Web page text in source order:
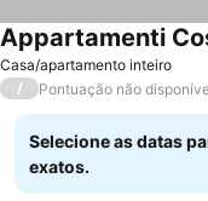
Casa/apartamento inteiro
Appartamenti
/ Pontuação não
Selecione as datas
exatos.